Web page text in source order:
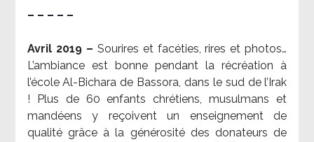
– – – – –
Avril 2019 – Sourires et facéties, rires et photos…
L’ambiance est bonne pendant la récréation à
l’école Al-Bichara de Bassora, dans le sud de l’Irak
! Plus de 60 enfants chrétiens, musulmans et
mandéens y reçoivent un enseignement de
qualité grâce à la générosité des donateurs de